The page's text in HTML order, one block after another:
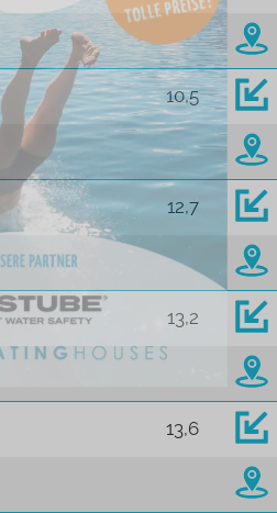
10,5
12,7
13,2
13,6